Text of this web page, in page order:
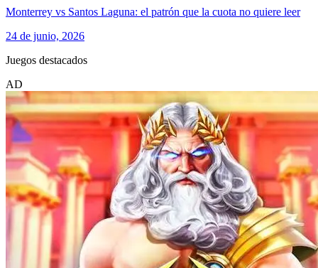
Monterrey vs Santos Laguna: el patrón que la cuota no quiere leer
24 de junio, 2026
Juegos destacados
AD